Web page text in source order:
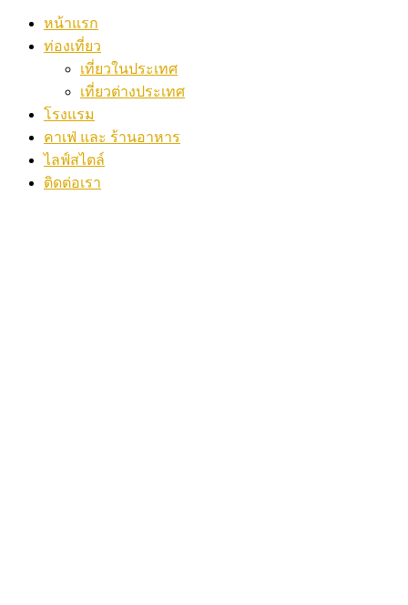
หน้าแรก
ท่องเที่ยว
เที่ยวในประเทศ
เที่ยวต่างประเทศ
โรงแรม
คาเฟ่ และ ร้านอาหาร
ไลฟ์สไตล์
ติดต่อเรา